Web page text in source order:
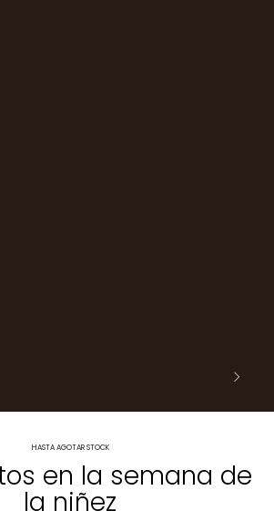
HASTA AGOTAR STOCK
en la semana de
la niñez